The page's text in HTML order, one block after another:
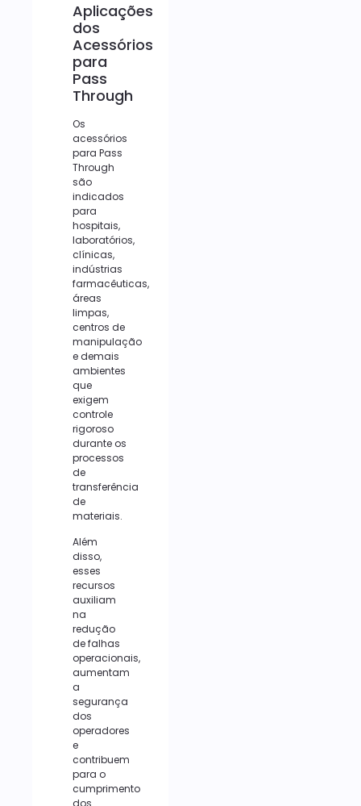
Aplicações
dos
Acessórios
para
Pass
Through
Os
acessórios
para Pass
Through
são
indicados
para
hospitais,
laboratórios,
clínicas,
indústrias
farmacêuticas,
áreas
limpas,
centros de
manipulação
e demais
ambientes
que
exigem
controle
rigoroso
durante os
processos
de
transferência
de
materiais.
Além
disso,
esses
recursos
auxiliam
na
redução
de falhas
operacionais,
aumentam
a
segurança
dos
operadores
e
contribuem
para o
cumprimento